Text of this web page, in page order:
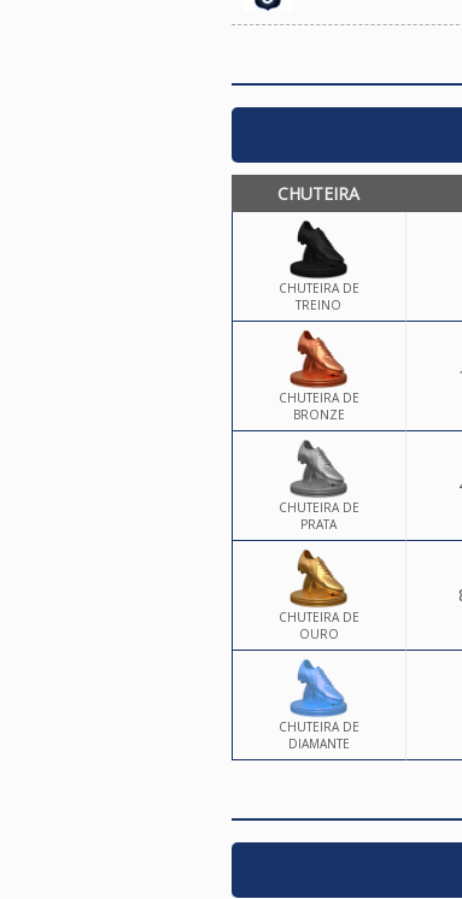
CHUTEIRA
CHUTEIRA DE
TREINO
CHUTEIRA DE
BRONZE
CHUTEIRA DE
PRATA
CHUTEIRA DE
OURO
CHUTEIRA DE
DIAMANTE